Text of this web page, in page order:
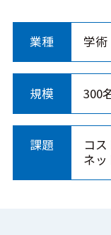
業種 学術
規模 300
課題
コ
ネ